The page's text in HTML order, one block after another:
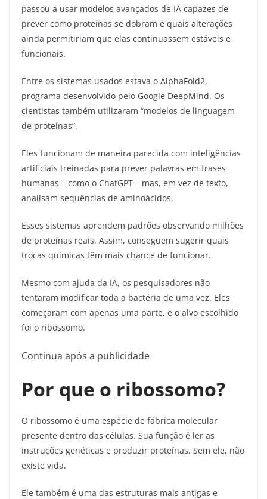
passou a usar modelos avançados de IA capazes de
prever como proteínas se dobram e quais alterações
ainda permitiriam que elas continuassem estáveis e
funcionais.
Entre os sistemas usados estava o AlphaFold2,
programa desenvolvido pelo Google DeepMind. Os
cientistas também utilizaram “modelos de linguagem
de proteínas”.
Eles funcionam de maneira parecida com inteligências
artificiais treinadas para prever palavras em frases
humanas – como o ChatGPT – mas, em vez de texto,
analisam sequências de aminoácidos.
Esses sistemas aprendem padrões observando milhões
de proteínas reais. Assim, conseguem sugerir quais
trocas químicas têm mais chance de funcionar.
Mesmo com ajuda da IA, os pesquisadores não
tentaram modificar toda a bactéria de uma vez. Eles
começaram com apenas uma parte, e o alvo escolhido
foi o ribossomo.
Continua após a publicidade
Por que o ribossomo?
O ribossomo é uma espécie de fábrica molecular
presente dentro das células. Sua função é ler as
instruções genéticas e produzir proteínas. Sem ele, não
existe vida.
Ele também é uma das estruturas mais antigas e